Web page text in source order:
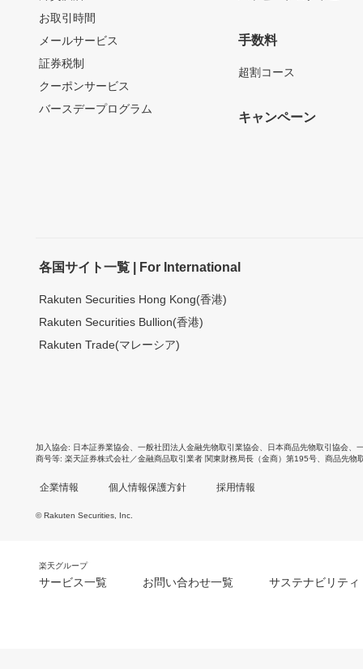
お取引時間
メールサービス
証券税制
クーポンサービス
バースデープログラム
手数料
超割コース
キャンペーン
各国サイト一覧 | For International
Rakuten Securities Hong Kong(香港)
Rakuten Securities Bullion(香港)
Rakuten Trade(マレーシア)
加入協会 日本証券業協会 一般社団法人金融先物取引業協会 日本商品先物取引協会
商号等 楽天証券株式会社／金融商品取引業者 関東財務局長（金商）第195号、商品先物
企業情報 個人情報保護方針 採用情報
© Rakuten Securities, Inc.
楽天グループ
サービス一覧 お問い合わせ一覧 サステナビリティ